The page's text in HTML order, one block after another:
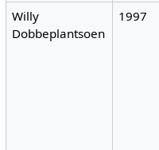
Willy
Dobbeplantsoen
1997